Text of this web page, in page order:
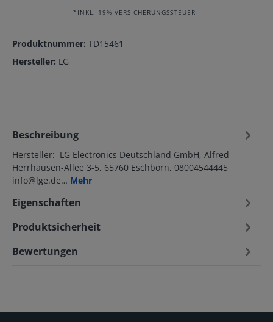
*INKL. 19% VERSICHERUNGSSTEUER
Produktnummer: TD15461
Hersteller: LG
Beschreibung
Hersteller: LG Electronics Deutschland GmbH, Alfred-
Herrhausen-Allee 3-5, 65760 Eschborn, 08004544445
info@lge.de… Mehr
Eigenschaften
Produktsicherheit
Bewertungen